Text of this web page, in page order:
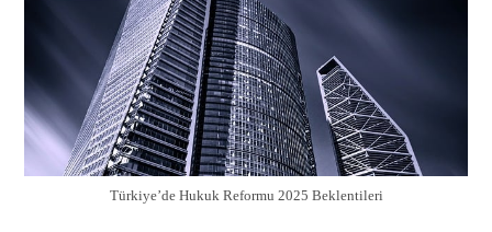
Türkiye’de Hukuk Reformu 2025 Beklentileri